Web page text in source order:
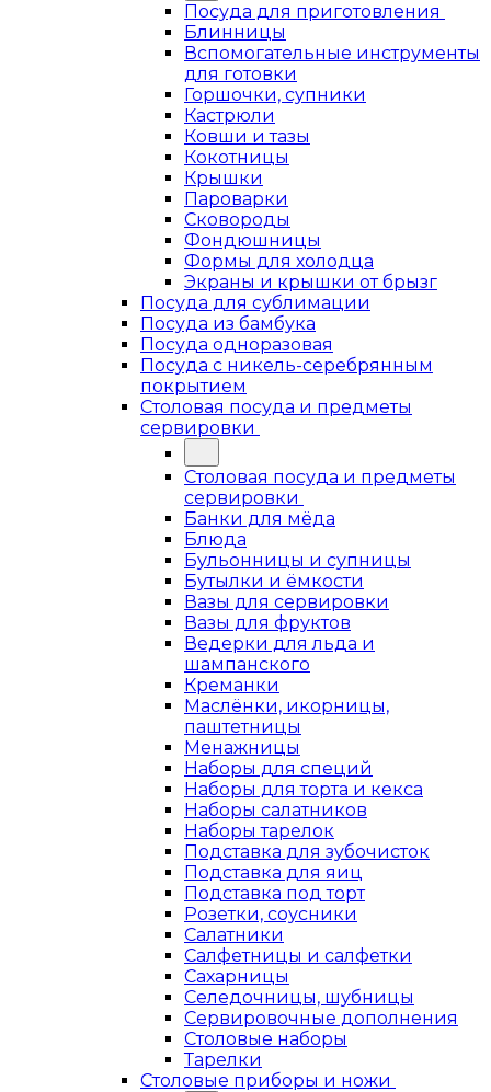
Посуда для приготовления
Блинницы
Вспомогательные инструменты
для готовки
Горшочки, супники
Кастрюли
Ковши и тазы
Кокотницы
Крышки
Пароварки
Сковороды
Фондюшницы
Формы для холодца
Экраны и крышки от брызг
Посуда для сублимации
Посуда из бамбука
Посуда одноразовая
Посуда с никель-серебрянным
покрытием
Столовая посуда и предметы
сервировки
Столовая посуда и предметы
сервировки
Банки для мёда
Блюда
Бульонницы и супницы
Бутылки и ёмкости
Вазы для сервировки
Вазы для фруктов
Ведерки для льда и
шампанского
Креманки
Маслёнки, икорницы,
паштетницы
Менажницы
Наборы для специй
Наборы для торта и кекса
Наборы салатников
Наборы тарелок
Подставка для зубочисток
Подставка для яиц
Подставка под торт
Розетки, соусники
Салатники
Салфетницы и салфетки
Сахарницы
Селедочницы, шубницы
Сервировочные дополнения
Столовые наборы
Тарелки
Столовые приборы и ножи